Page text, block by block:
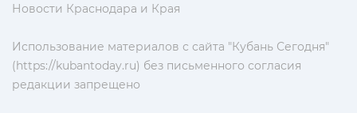
Новости Краснодара и Края
Использование материалов с сайта "Кубань Сегодня"
(https://kubantoday.ru) без письменного согласия
редакции запрещено